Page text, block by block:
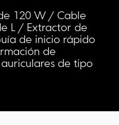
120 W / Cable
L / Extractor de
de inicio rápido
de
de tipo